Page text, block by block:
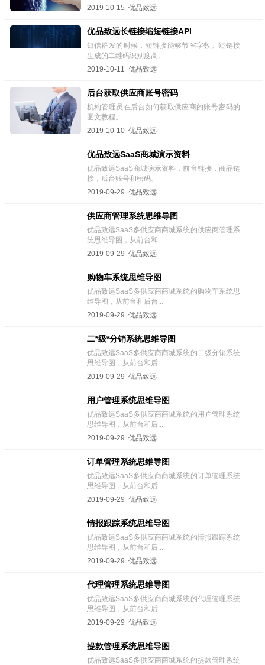
2019-10-15 优品致远
优品致远长链接缩短链接API
短信群发的时候，短链接能够节省字数。短链接
生成的二维码识别度高。
2019-10-11 优品致远
后台获取供应商账号密码
机构管理员在后台如何获取供应商的账号密码的
图文教程。
2019-10-10 优品致远
优品致远SaaS商城演示资料
优品致远SaaS商城演示资料，前台链接，商品链
接，后台账号和密码。
2019-09-29 优品致远
供应商管理系统思维导图
优品致远SaaS多供应商商城系统的供应商管理系
统思维导图，从前台和...
2019-09-29 优品致远
购物车系统思维导图
优品致远SaaS多供应商商城系统的购物车系统思
维导图，从前台和后台...
2019-09-29 优品致远
二*级*分销系统思维导图
优品致远SaaS多供应商商城系统的二级分销系统
思维导图，从前台和后...
2019-09-29 优品致远
用户管理系统思维导图
优品致远SaaS多供应商商城系统的用户管理系统
思维导图，从前台和后...
2019-09-29 优品致远
订单管理系统思维导图
优品致远SaaS多供应商商城系统的订单管理系统
思维导图，从前台和后...
2019-09-29 优品致远
情报跟踪系统思维导图
优品致远SaaS多供应商商城系统的情报跟踪系统
思维导图，从前台和后...
2019-09-29 优品致远
代理管理系统思维导图
优品致远SaaS多供应商商城系统的代理管理系统
思维导图，从前台和后...
2019-09-29 优品致远
提款管理系统思维导图
优品致远SaaS多供应商商城系统的提款管理系统